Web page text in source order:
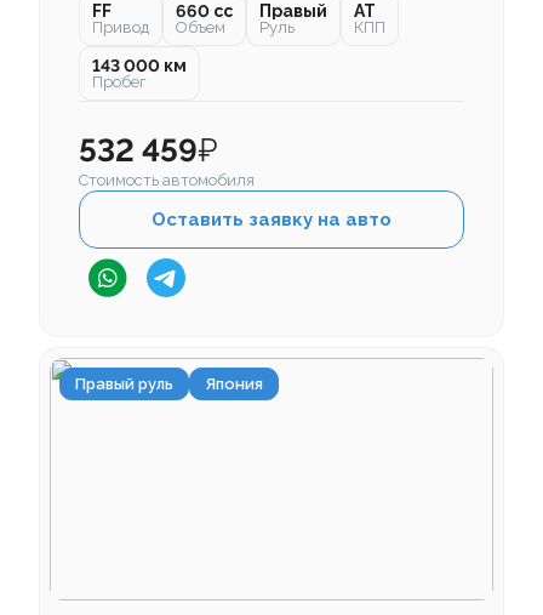
FF
Привод
660 cc
Объем
Правый
Руль
AT
КПП
143 000 км
Пробег
532 459₽
Стоимость автомобиля
Оставить заявку на авто
Правый руль Япония